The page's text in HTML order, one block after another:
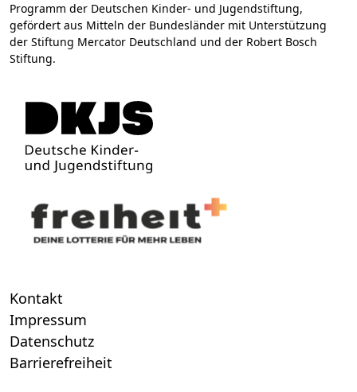
Programm der Deutschen Kinder- und Jugendstiftung,
gefördert aus Mitteln der Bundesländer mit Unterstützung
der Stiftung Mercator Deutschland und der Robert Bosch
Stiftung.
Kontakt
Impressum
Datenschutz
Barrierefreiheit